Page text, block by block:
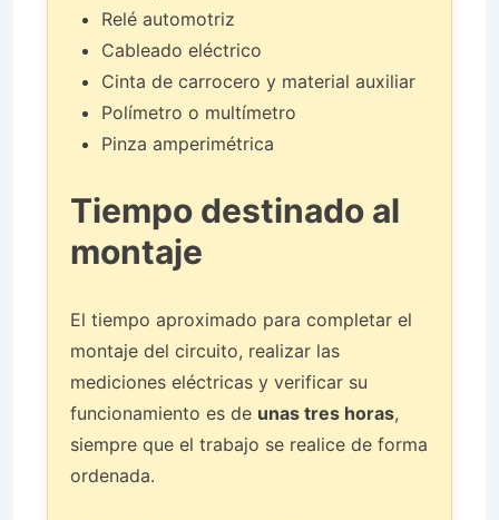
Relé automotriz
Cableado eléctrico
Cinta de carrocero y material auxiliar
Polímetro o multímetro
Pinza amperimétrica
Tiempo destinado al
montaje
El tiempo aproximado para completar el
montaje del circuito, realizar las
mediciones eléctricas y verificar su
funcionamiento es de unas tres horas,
siempre que el trabajo se realice de forma
ordenada.